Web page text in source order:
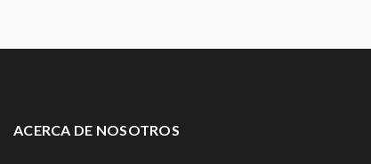
ACERCA DE NOSOTROS